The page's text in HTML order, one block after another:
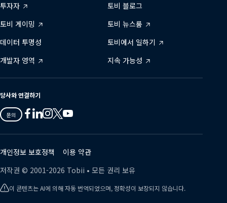
투자자
토비 블로그
토비 게이밍
토비 뉴스룸
데이터 투명성
토비에서 일하기
개발자 영역
지속 가능성
당사와 연결하기
문의
Tobii
on
Facebook
Tobii
on
Linkedin
Tobii
on
Instagram
Tobii
on
Twitter
Tobii
on
Youtube
개인정보 보호정책
이용 약관
저작권 © 2001-2026 Tobii • 모든 권리 보유
이 콘텐츠는 AI에 의해 자동 번역되었으며, 정확성이 보장되지 않습니다.